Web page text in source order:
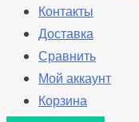
Контакты
Доставка
Сравнить
Мой аккаунт
Корзина